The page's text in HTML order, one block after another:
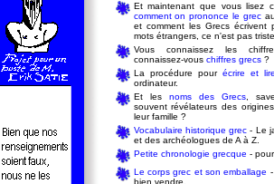
Et maintenant que vous lisez
comment on prononce le grec
et comment les Grecs écrivent
mots étrangers, ce n'est pas
Vous connaissez les
connaissez-vous chiffres grecs?
La procédure pour écrire et
ordinateur.
Et les noms des Grecs ,
souvent révélateurs des
leur famille ?
Vocabulaire historique grec - Le
et des archéologues de A à Z.
Petite chronologie grecque -
Le corps grec et son emballage
bien vendre.